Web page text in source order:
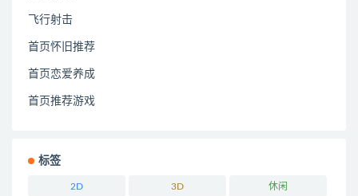
飞行射击
首页怀旧推荐
首页恋爱养成
首页推荐游戏
标签
2D 3D 休闲